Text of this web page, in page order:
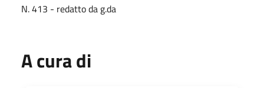
N. 413 - redatto da g.da
A cura di